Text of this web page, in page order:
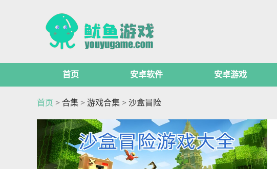
首页 安卓软件 安卓游戏
首页 > 合集 > 游戏合集 > 沙盒冒险